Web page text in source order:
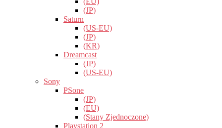
(JP)
Saturn
(US-EU)
(JP)
(KR)
Dreamcast
(JP)
(US-EU)
Sony
PSone
(JP)
(EU)
(Stany Zjednoczone)
Playstation 2